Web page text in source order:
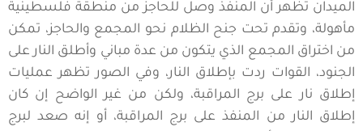
الميدان تظهر أن المنفذ وصل للحاجز من منطقة فلسطينية
مأهولة، وتقدم تحت جنح الظلام نحو المجمع والحاجز، تمكن
من اختراق المجمع الذي يتكون من عدة مباني وأطلق النار على
الجنود، القوات ردت بإطلاق النار، وفي الصور تظهر عمليات
إطلاق نار على برج المراقبة، ولكن من غير الواضح إن كان
إطلاق النار من المنفذ على برج المراقبة، أو إنه صعد لبرج